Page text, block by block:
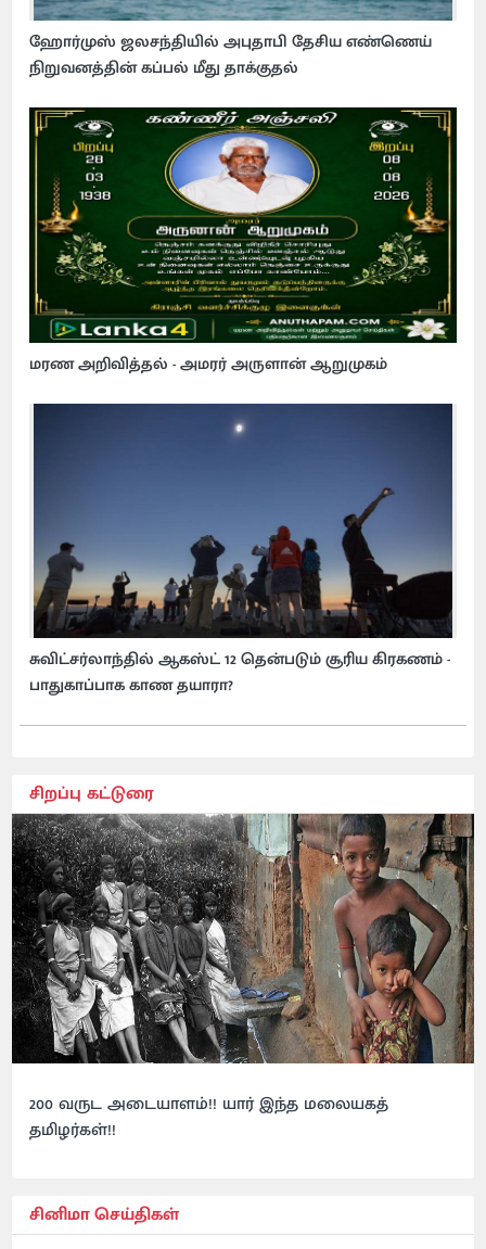
ஹோர்முஸ் ஜலசந்தியில் அபுதாபி தேசிய எண்ணெய்
நிறுவனத்தின் கப்பல் மீது தாக்குதல்
மரண அறிவித்தல் - அமரர் அருளான் ஆறுமுகம்
சுவிட்சர்லாந்தில் ஆகஸ்ட் 12 தென்படும் சூரிய கிரகணம் -
பாதுகாப்பாக காண தயாரா?
சிறப்பு கட்டுரை
200 வருட அடையாளம்!! யார் இந்த மலையகத்
தமிழர்கள்!!
சினிமா செய்திகள்